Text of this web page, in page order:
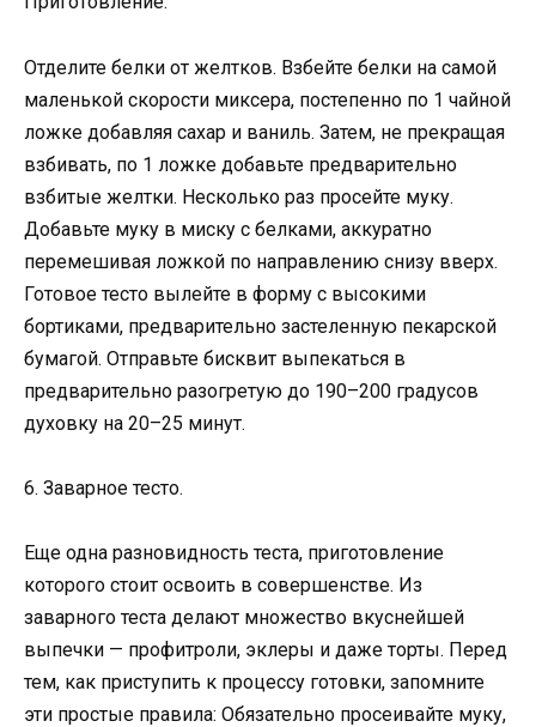
Отделите белки от желтков. Взбейте белки на самой
маленькой скорости миксера, постепенно по 1 чайной
ложке добавляя сахар и ваниль. Затем, не прекращая
взбивать, по 1 ложке добавьте предварительно
взбитые желтки. Несколько раз просейте муку.
Добавьте муку в миску с белками, аккуратно
перемешивая ложкой по направлению снизу вверх.
Готовое тесто вылейте в форму с высокими
бортиками, предварительно застеленную пекарской
бумагой. Отправьте бисквит выпекаться в
предварительно разогретую до 190–200 градусов
духовку на 20–25 минут.
6. Заварное тесто.
Еще одна разновидность теста, приготовление
которого стоит освоить в совершенстве. Из
заварного теста делают множество вкуснейшей
выпечки — профитроли, эклеры и даже торты. Перед
тем, как приступить к процессу готовки, запомните
эти простые правила: Обязательно просеивайте муку,